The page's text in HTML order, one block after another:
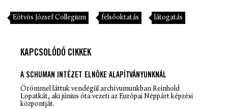
Eötvös József Collegium felsőoktatás látogatás
KAPCSOLÓDÓ CIKKEK
A SCHUMAN INTÉZET ELNÖKE ALAPÍTVÁNYUNKNÁL
Örömmel láttuk vendégül archívumunkban Reinhold
Lopatkát, aki június óta vezeti az Európai Néppárt képzési
központját.